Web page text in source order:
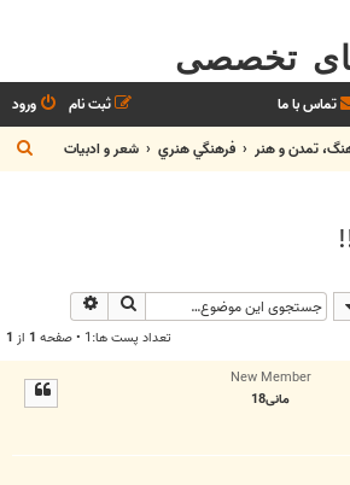
تخصصی
تماس با ما ورود
ثبت نام
تمدن و هنر فرهنگي هنري شعر و ادبيات
س
جستجو
تعداد پست ها:1 • صفحه 1 از 1
New Member
مانی18